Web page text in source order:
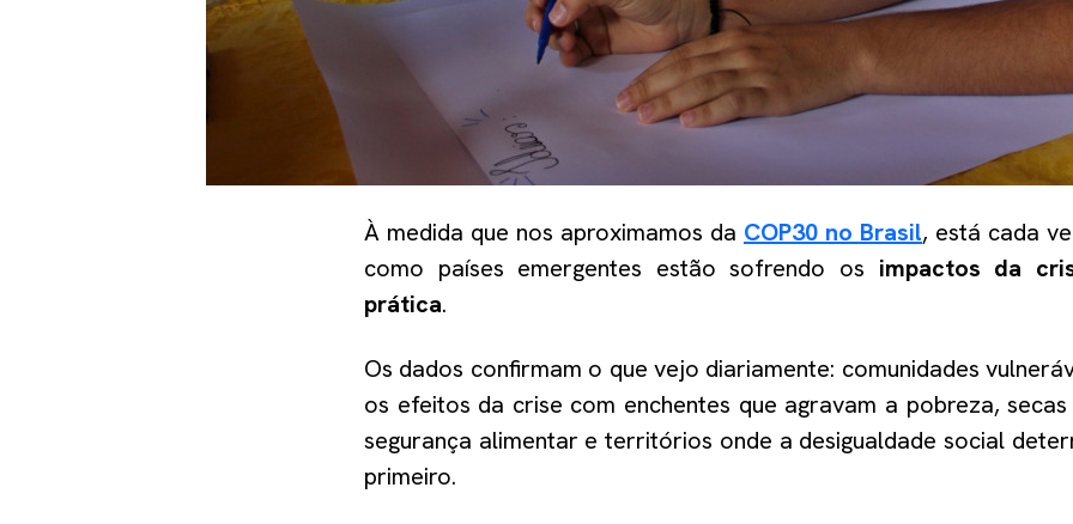
À medida que nos aproximamos da COP30 no Brasil, está cada
como países emergentes estão sofrendo os impactos da
prática.
Os dados confirmam o que vejo diariamente: comunidades
os efeitos da crise com enchentes que agravam a pobreza,
segurança alimentar e territórios onde a desigualdade social
primeiro.